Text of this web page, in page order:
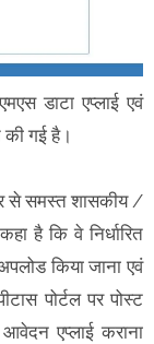
डाटा एप्लाई एवं
की गई है।
से समस्त शासकीय /
है कि वे निर्धारित
किया जाना एवं
पोर्टल पर पोस्ट
एप्लाई कराना